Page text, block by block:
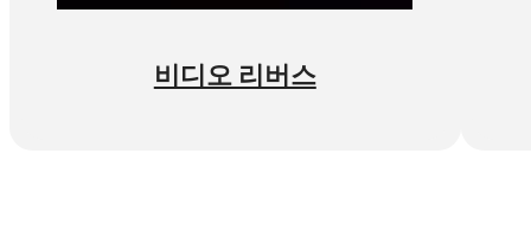
비디오 리버스